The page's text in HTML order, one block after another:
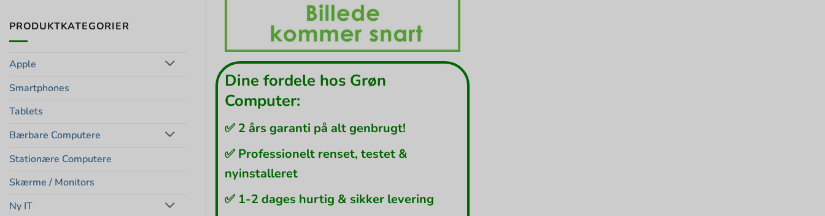
PRODUKTKATEGORIER
Apple
Smartphones
Tablets
Bærbare Computere
Stationære Computere
Skærme / Monitors
Ny IT
Dine fordele hos Grøn
Computer:
✅ 2 års garanti på alt genbrugt!
✅ Professionelt renset, testet &
nyinstalleret
✅ 1-2 dages hurtig & sikker levering